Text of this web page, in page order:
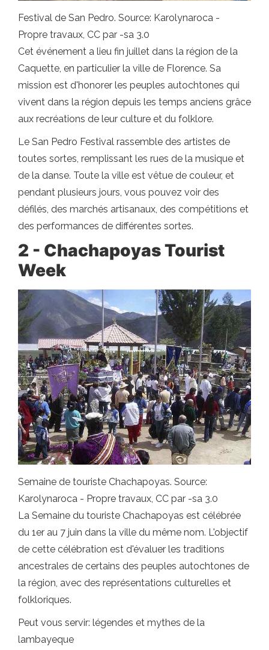
Festival de San Pedro. Source: Karolynaroca -
Propre travaux, CC par -sa 3.0
Cet événement a lieu fin juillet dans la région de la
Caquette, en particulier la ville de Florence. Sa
mission est d'honorer les peuples autochtones qui
vivent dans la région depuis les temps anciens grâce
aux recréations de leur culture et du folklore.
Le San Pedro Festival rassemble des artistes de
toutes sortes, remplissant les rues de la musique et
de la danse. Toute la ville est vêtue de couleur, et
pendant plusieurs jours, vous pouvez voir des
défilés, des marchés artisanaux, des compétitions et
des performances de différentes sortes.
2 - Chachapoyas Tourist
Week
Semaine de touriste Chachapoyas. Source:
Karolynaroca - Propre travaux, CC par -sa 3.0
La Semaine du touriste Chachapoyas est célébrée
du 1er au 7 juin dans la ville du même nom. L'objectif
de cette célébration est d'évaluer les traditions
ancestrales de certains des peuples autochtones de
la région, avec des représentations culturelles et
folkloriques.
Peut vous servir: légendes et mythes de la
lambayeque